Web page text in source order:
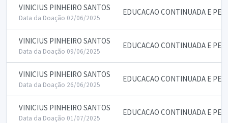
VINICIUS PINHEIRO SANTOS
Data da Doação 02/06/2025
EDUCACAO CONTINUADA E
VINICIUS PINHEIRO SANTOS
Data da Doação 09/06/2025
EDUCACAO CONTINUADA E
VINICIUS PINHEIRO SANTOS
Data da Doação 26/06/2025
EDUCACAO CONTINUADA E
VINICIUS PINHEIRO SANTOS
Data da Doação 01/07/2025
EDUCACAO CONTINUADA E